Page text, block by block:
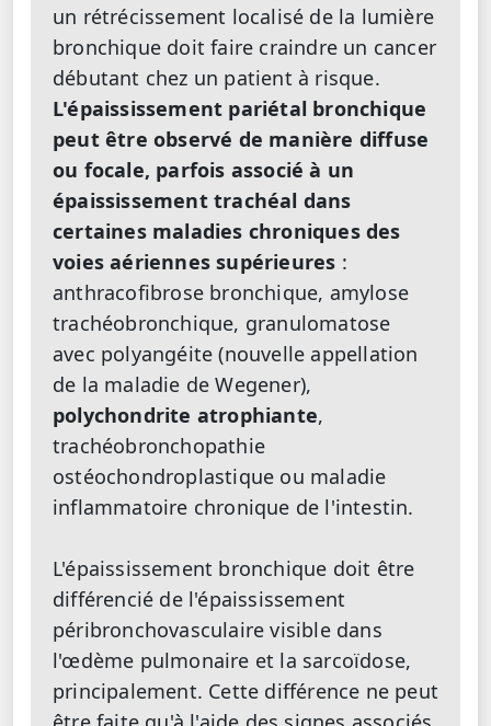
un rétrécissement localisé de la lumière
bronchique doit faire craindre un cancer
débutant chez un patient à risque.
L'épaississement pariétal bronchique
peut être observé de manière diffuse
ou focale, parfois associé à un
épaississement trachéal dans
certaines maladies chroniques des
voies aériennes supérieures :
anthracofibrose bronchique, amylose
trachéobronchique, granulomatose
avec polyangéite (nouvelle appellation
de la maladie de Wegener),
polychondrite atrophiante,
trachéobronchopathie
ostéochondroplastique ou maladie
inflammatoire chronique de l'intestin.
L'épaississement bronchique doit être
différencié de l'épaississement
péribronchovasculaire visible dans
l'œdème pulmonaire et la sarcoïdose,
principalement. Cette différence ne peut